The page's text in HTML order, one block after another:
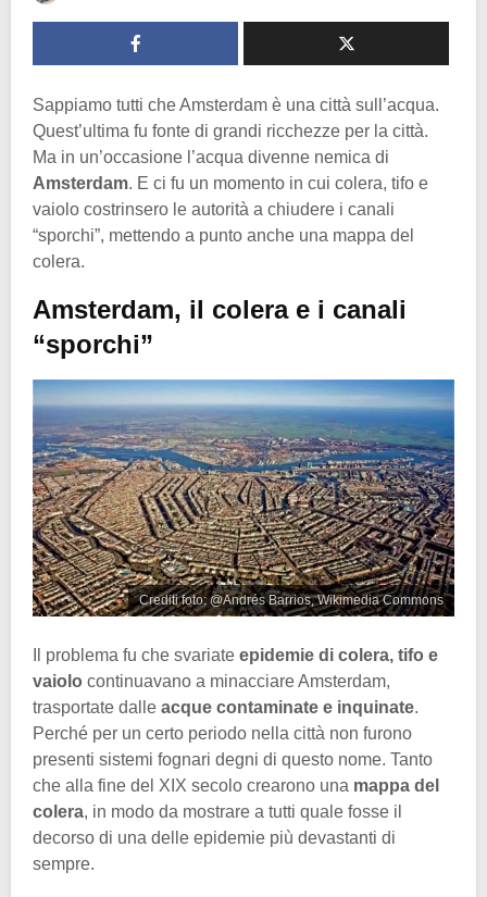
Sappiamo tutti che Amsterdam è una città sull’acqua.
Quest’ultima fu fonte di grandi ricchezze per la città.
Ma in un’occasione l’acqua divenne nemica di
Amsterdam. E ci fu un momento in cui colera, tifo e
vaiolo costrinsero le autorità a chiudere i canali
“sporchi”, mettendo a punto anche una mappa del
colera.
Amsterdam, il colera e i canali
“sporchi”
Crediti foto: @Andrés Barrios, Wikimedia Commons
Il problema fu che svariate epidemie di colera, tifo e
vaiolo continuavano a minacciare Amsterdam,
trasportate dalle acque contaminate e inquinate.
Perché per un certo periodo nella città non furono
presenti sistemi fognari degni di questo nome. Tanto
che alla fine del XIX secolo crearono una mappa del
colera, in modo da mostrare a tutti quale fosse il
decorso di una delle epidemie più devastanti di
sempre.